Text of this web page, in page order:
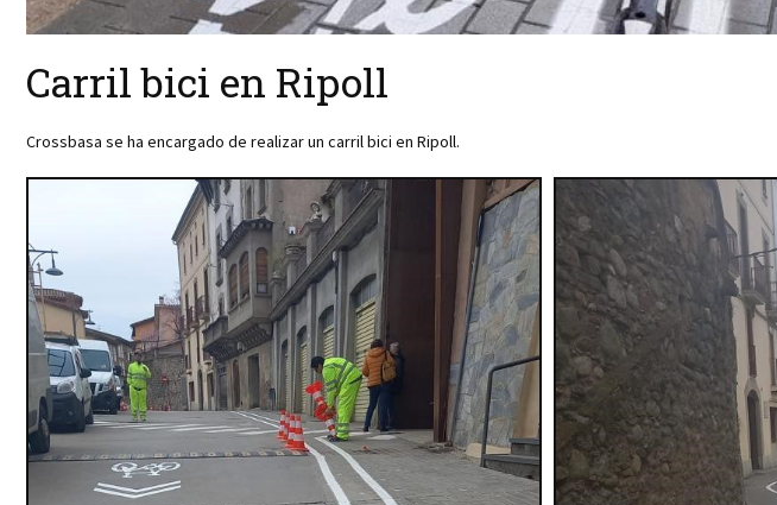
Carril bici en Ripoll
Crossbasa se ha encargado de realizar un carril bici en Ripoll.